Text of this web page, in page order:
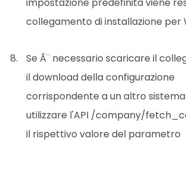
collegamento di installazione per
Se Ã¨ necessario scaricare il
il download della configurazione
corrispondente a un altro
utilizzare l'API /company/
il rispettivo valore del parametro